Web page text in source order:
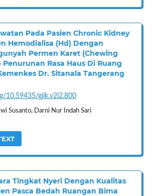
Pada Pasien Chronic Kidney
Hemodialisa (Hd) Dengan
Permen Karet (Chewing
Rasa Haus Di Ruang
Dr. Sitanala Tangerang
10.59435/gjik.v2i2.800
Susanto, Darni Nur Indah Sari
Tingkat Nyeri Dengan Kualitas
Pasca Bedah Ruangan Bima